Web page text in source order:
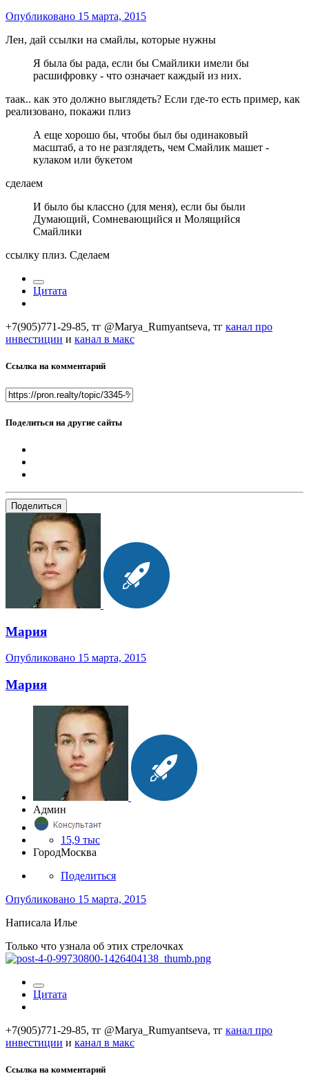
Опубликовано 15 марта, 2015
Лен, дай ссылки на смайлы, которые нужны
Я была бы рада, если бы Смайлики имели бы
расшифровку - что означает каждый из них.
таак.. как это должно выглядеть? Если где-то есть пример, как
реализовано, покажи плиз
А еще хорошо бы, чтобы был бы одинаковый
масштаб, а то не разглядеть, чем Смайлик машет -
кулаком или букетом
сделаем
И было бы классно (для меня), если бы были
Думающий, Сомневающийся и Молящийся
Смайлики
ссылку плиз. Сделаем
Цитата
+7(905)771-29-85, тг @Marya_Rumyantseva, тг канал про
инвестиции и канал в макс
Ссылка на комментарий
Поделиться на другие сайты
Поделиться
Мария
Опубликовано 15 марта, 2015
Мария
Админ
15,9 тыс
ГородМосква
Поделиться
Опубликовано 15 марта, 2015
Написала Илье
Только что узнала об этих стрелочках
Цитата
+7(905)771-29-85, тг @Marya_Rumyantseva, тг канал про
инвестиции и канал в макс
Ссылка на комментарий